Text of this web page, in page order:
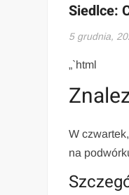
Siedlce:
5 grudnia,
„`html
W
na